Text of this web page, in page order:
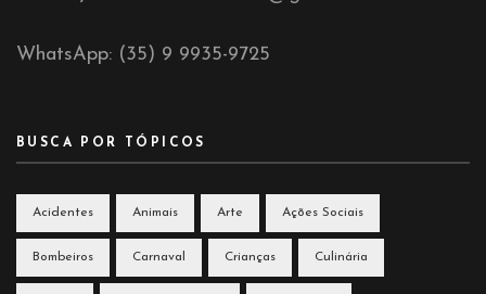
WhatsApp: (35) 9 9935-9725
BUSCA POR TÓPICOS
Acidentes Animais Arte Ações Sociais
Bombeiros Carnaval Crianças Culinária